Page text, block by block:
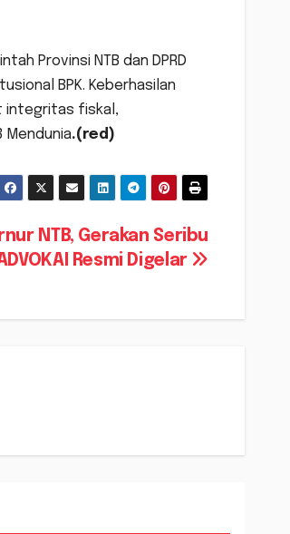
Provinsi NTB dan DPRD
BPK. Keberhasilan
integritas fiskal,
Mendunia.(red)
NTB, Gerakan Seribu
Resmi Digelar